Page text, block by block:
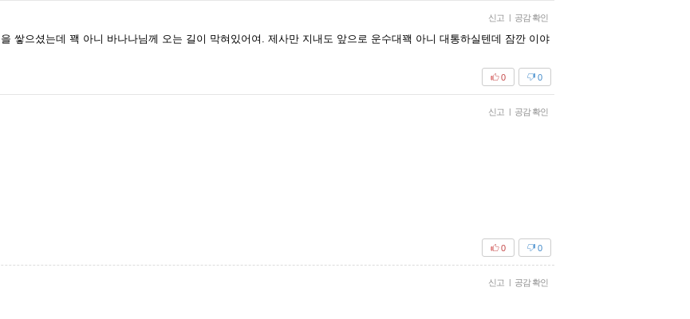
신고 | 공감 확인
쌓으셨는데 꽥 아니 바나나님께 오는 길이 막혀있어여. 제사만 지내도 앞으로 운수대꽥 아니 대통하실텐데 잠깐 이야
0
0
신고 | 공감 확인
0
0
신고 | 공감 확인